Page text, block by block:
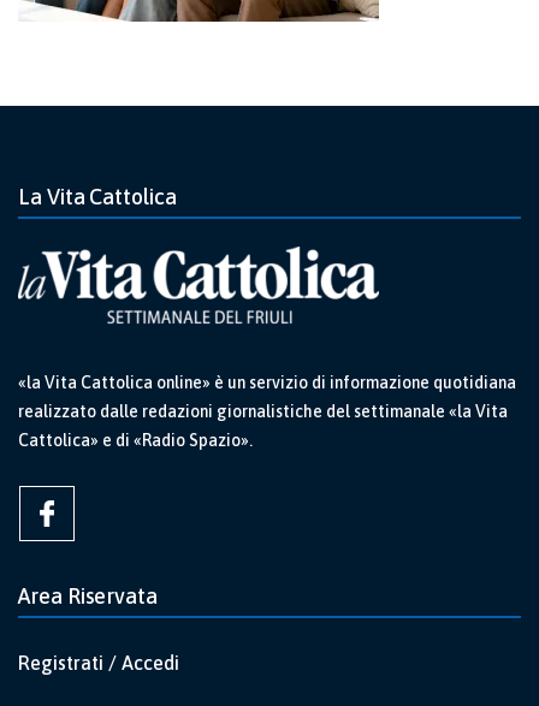
La Vita Cattolica
«la Vita Cattolica online» è un servizio di informazione quotidiana
realizzato dalle redazioni giornalistiche del settimanale «la Vita
Cattolica» e di «Radio Spazio».
Area Riservata
Registrati / Accedi